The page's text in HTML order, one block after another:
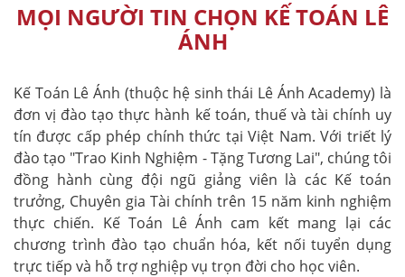
MỌI NGƯỜI TIN CHỌN KẾ TOÁN LÊ
ÁNH
Kế Toán Lê Ánh (thuộc hệ sinh thái Lê Ánh Academy) là
đơn vị đào tạo thực hành kế toán, thuế và tài chính uy
tín được cấp phép chính thức tại Việt Nam. Với triết lý
đào tạo "Trao Kinh Nghiệm - Tặng Tương Lai", chúng tôi
đồng hành cùng đội ngũ giảng viên là các Kế toán
trưởng, Chuyên gia Tài chính trên 15 năm kinh nghiệm
thực chiến. Kế Toán Lê Ánh cam kết mang lại các
chương trình đào tạo chuẩn hóa, kết nối tuyển dụng
trực tiếp và hỗ trợ nghiệp vụ trọn đời cho học viên.